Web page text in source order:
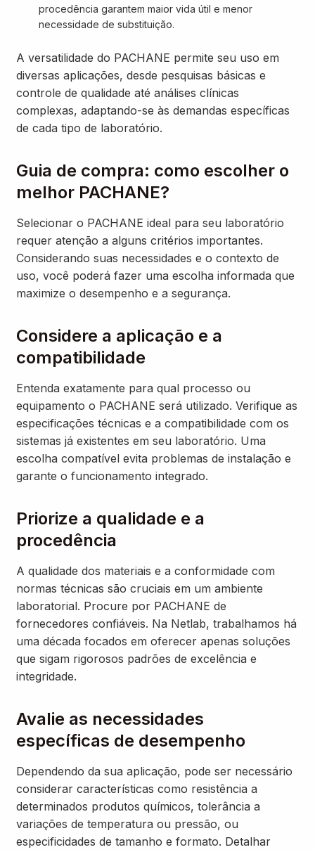
procedência garantem maior vida útil e menor
necessidade de substituição.
A versatilidade do PACHANE permite seu uso em
diversas aplicações, desde pesquisas básicas e
controle de qualidade até análises clínicas
complexas, adaptando-se às demandas específicas
de cada tipo de laboratório.
Guia de compra: como escolher o
melhor PACHANE?
Selecionar o PACHANE ideal para seu laboratório
requer atenção a alguns critérios importantes.
Considerando suas necessidades e o contexto de
uso, você poderá fazer uma escolha informada que
maximize o desempenho e a segurança.
Considere a aplicação e a
compatibilidade
Entenda exatamente para qual processo ou
equipamento o PACHANE será utilizado. Verifique as
especificações técnicas e a compatibilidade com os
sistemas já existentes em seu laboratório. Uma
escolha compatível evita problemas de instalação e
garante o funcionamento integrado.
Priorize a qualidade e a
procedência
A qualidade dos materiais e a conformidade com
normas técnicas são cruciais em um ambiente
laboratorial. Procure por PACHANE de
fornecedores confiáveis. Na Netlab, trabalhamos há
uma década focados em oferecer apenas soluções
que sigam rigorosos padrões de excelência e
integridade.
Avalie as necessidades
específicas de desempenho
Dependendo da sua aplicação, pode ser necessário
considerar características como resistência a
determinados produtos químicos, tolerância a
variações de temperatura ou pressão, ou
especificidades de tamanho e formato. Detalhar